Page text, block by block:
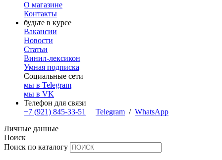
О магазине
Контакты
будьте в курсе
Вакансии
Новости
Статьи
Винил-лексикон
Умная подписка
Социальные сети
мы в Telegram
мы в VK
Телефон для связи
+7 (921) 845-33-51
Telegram / WhatsApp
Личные данные
Поиск
Поиск по каталогу